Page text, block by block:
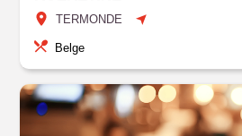
TERMONDE
Belge